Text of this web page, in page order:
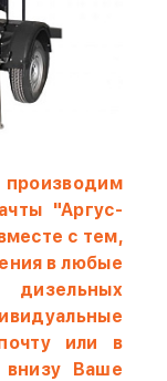
"Аргус-
с тем,
в любые
дизельных
или в
внизу Ваше